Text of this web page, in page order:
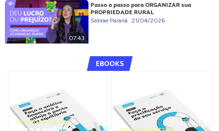
07:43
Passo a passo para ORGANIZAR sua
PROPRIEDADE RURAL
Sebrae Paraná 21/04/2026
EBOOKS
GESTÃO FINANCEIRA